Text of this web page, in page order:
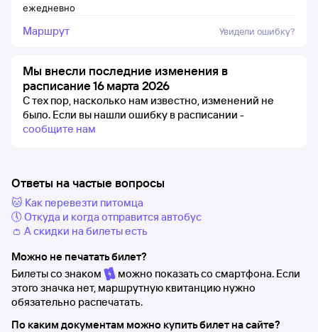
ежедневно
Маршрут Увидели ошибку?
Мы внесли последние изменения в
расписание 16 марта 2026
С тех пор, насколько нам известно, изменений не
было. Если вы нашли ошибку в расписании -
сообщите нам
Ответы на частые вопросы
🐱 Как перевезти питомца
🕔 Откуда и когда отправится автобус
👛 А скидки на билеты есть
Можно не печатать билет?
Билеты со знаком
можно показать со смартфона. Если
этого значка нет, маршрутную квитанцию нужно
обязательно распечатать.
По каким документам можно купить билет на сайте?